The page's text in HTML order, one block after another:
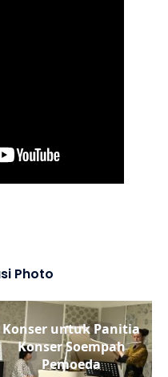
Photo
Konser untuk Panitia
Konser Soempah
Pemoeda